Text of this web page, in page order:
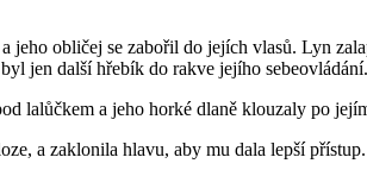
obličej se zabořil do jejích vlasů. Lyn
jen další hřebík do rakve jejího sebeovládání.
lalůčkem a jeho horké dlaně klouzaly po
a zaklonila hlavu, aby mu dala lepší